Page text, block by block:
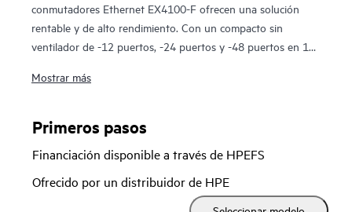
conmutadores Ethernet EX4100-F ofrecen una solución
rentable y de alto rendimiento. Con un compacto sin
ventilador de -12 puertos, -24 puertos y -48 puertos en 1U,
basada en IA y preparada para la nube. Se diferencia por
mediante políticas basadas en grupos (GBP), alimentación a
través de Ethernet (PoE+) y telemetría basada en flujos.
Además, EX4100-F-12P (compacto y sin ventilador) se
puede alimentar con un equipo de aprovisionamiento de
Mostrar más
Primeros pasos
Financiación disponible a través de HPEFS
Ofrecido por un distribuidor de HPE